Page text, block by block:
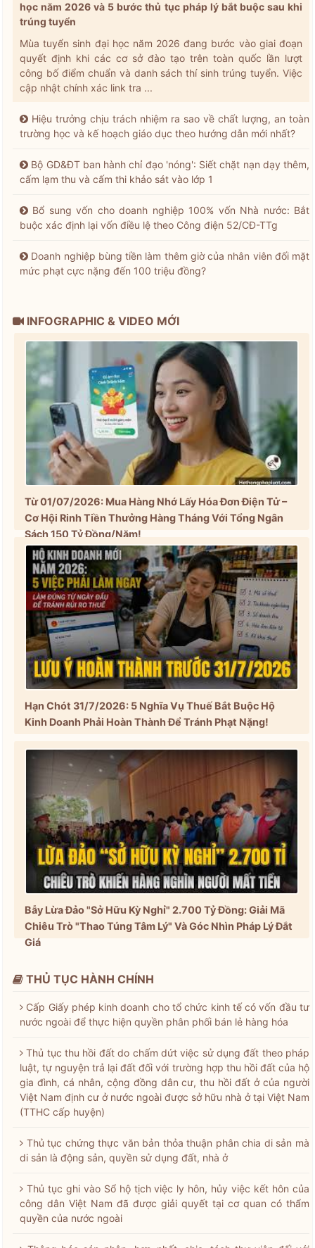
học năm 2026 và 5 bước thủ tục pháp lý bắt buộc sau khi
trúng tuyển
Mùa tuyển sinh đại học năm 2026 đang bước vào giai đoạn
quyết định khi các cơ sở đào tạo trên toàn quốc lần lượt
công bố điểm chuẩn và danh sách thí sinh trúng tuyển. Việc
cập nhật chính xác link tra ...
Hiệu trưởng chịu trách nhiệm ra sao về chất lượng, an toàn
trường học và kế hoạch giáo dục theo hướng dẫn mới nhất?
Bộ GD&ĐT ban hành chỉ đạo 'nóng': Siết chặt nạn dạy thêm,
cấm lạm thu và cấm thi khảo sát vào lớp 1
Bổ sung vốn cho doanh nghiệp 100% vốn Nhà nước: Bắt
buộc xác định lại vốn điều lệ theo Công điện 52/CĐ-TTg
Doanh nghiệp bùng tiền làm thêm giờ của nhân viên đối mặt
mức phạt cực nặng đến 100 triệu đồng?
INFOGRAPHIC & VIDEO MỚI
Từ 01/07/2026: Mua Hàng Nhớ Lấy Hóa Đơn Điện Tử –
Cơ Hội Rinh Tiền Thưởng Hàng Tháng Với Tổng Ngân
Sách 150 Tỷ Đồng/Năm!
Hạn Chót 31/7/2026: 5 Nghĩa Vụ Thuế Bắt Buộc Hộ
Kinh Doanh Phải Hoàn Thành Để Tránh Phạt Nặng!
Bẫy Lừa Đảo "Sở Hữu Kỳ Nghỉ" 2.700 Tỷ Đồng: Giải Mã
Chiêu Trò "Thao Túng Tâm Lý" Và Góc Nhìn Pháp Lý Đắt
Giá
THỦ TỤC HÀNH CHÍNH
Cấp Giấy phép kinh doanh cho tổ chức kinh tế có vốn đầu tư
nước ngoài để thực hiện quyền phân phối bán lẻ hàng hóa
Thủ tục thu hồi đất do chấm dứt việc sử dụng đất theo pháp
luật, tự nguyện trả lại đất đối với trường hợp thu hồi đất của hộ
gia đình, cá nhân, cộng đồng dân cư, thu hồi đất ở của người
Việt Nam định cư ở nước ngoài được sở hữu nhà ở tại Việt Nam
(TTHC cấp huyện)
Thủ tục chứng thực văn bản thỏa thuận phân chia di sản mà
di sản là động sản, quyền sử dụng đất, nhà ở
Thủ tục ghi vào Sổ hộ tịch việc ly hôn, hủy việc kết hôn của
công dân Việt Nam đã được giải quyết tại cơ quan có thẩm
quyền của nước ngoài